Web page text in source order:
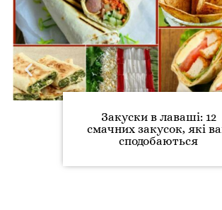
Закуски в лаваші: 12
смачних закусок, які
сподобаються